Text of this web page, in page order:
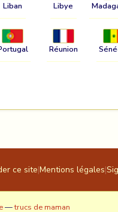
Liban Libye
Réunion
ce site|Mentions légales|
—trucs de maman